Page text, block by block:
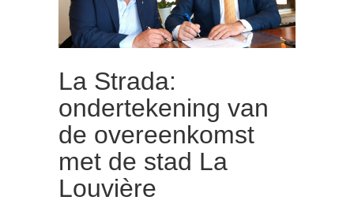
La Strada:
ondertekening van
de overeenkomst
met de stad La
Louvière